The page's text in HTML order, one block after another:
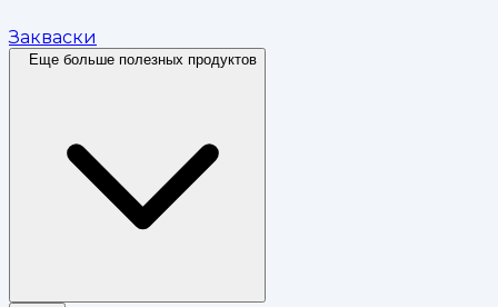
Закваски
Еще больше полезных продуктов